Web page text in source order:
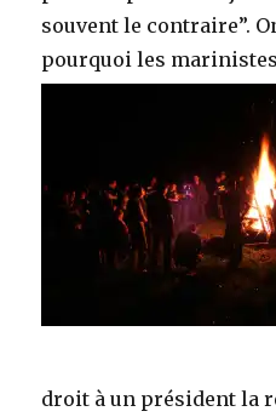
souvent le contraire”.
pourquoi les
droit à un président la